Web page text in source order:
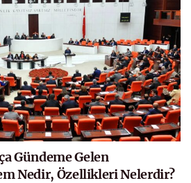
Gündeme Gelen
Nedir, Özellikleri Nelerdir?